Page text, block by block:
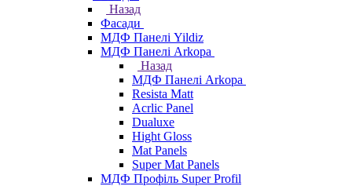
Назад
Фасади
МДФ Панелі Yildiz
МДФ Панелі Arkopa
Назад
МДФ Панелі Arkopa
Resista Matt
Acrlic Panel
Dualuxe
Hight Gloss
Mat Panels
Super Mat Panels
МДФ Профіль Super Profil